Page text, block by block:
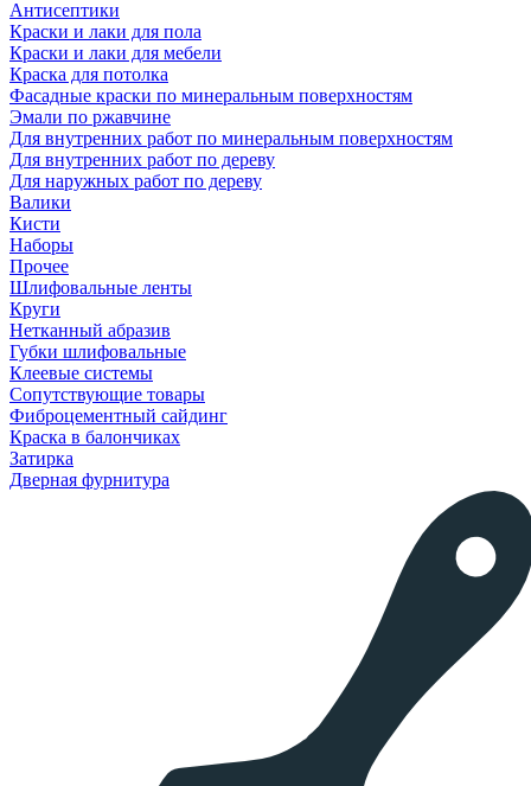
Антисептики
Краски и лаки для пола
Краски и лаки для мебели
Краска для потолка
Фасадные краски по минеральным поверхностям
Эмали по ржавчине
Для внутренних работ по минеральным поверхностям
Для внутренних работ по дереву
Для наружных работ по дереву
Валики
Кисти
Наборы
Прочее
Шлифовальные ленты
Круги
Нетканный абразив
Губки шлифовальные
Клеевые системы
Сопутствующие товары
Фиброцементный сайдинг
Краска в балончиках
Затирка
Дверная фурнитура